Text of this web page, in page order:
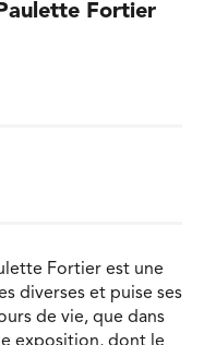
Fortier
Fortier est une
diverses et puise ses
de vie, que dans